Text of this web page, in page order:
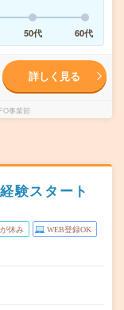
50代 60代
詳しく見る
事業部
験スタート
休み WEB登録OK